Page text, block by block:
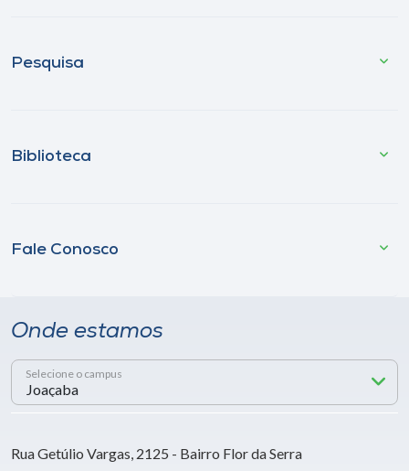
Pesquisa
Biblioteca
Fale Conosco
Onde estamos
Selecione o campus
Rua Getúlio Vargas, 2125 - Bairro Flor da Serra